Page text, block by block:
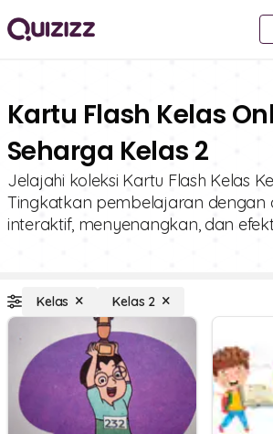
Kartu Flash Kelas
Seharga Kelas 2
Jelajahi koleksi Kartu Flash Kelas
Tingkatkan pembelajaran dengan
interaktif, menyenangkan, dan
Kelas Kelas 2